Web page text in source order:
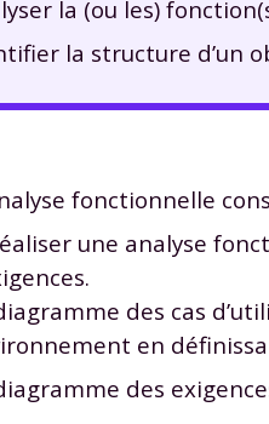
la (ou les)
la structure d’un
fonctionnelle
une analyse
des cas
en
des